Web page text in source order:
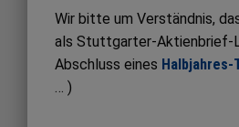
Wir bitte um Verständnis,
als Stuttgarter-Aktienbrief-
Abschluss eines Halbjahres-
… )